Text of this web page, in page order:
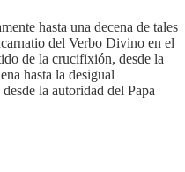
hasta una decena de tales
del Verbo Divino en el
de la crucifixión, desde la
hasta la desigual
la autoridad del Papa